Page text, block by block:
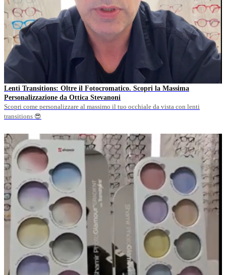
Lenti Transitions: Oltre il Fotocromatico. Scopri la Massima
Personalizzazione da Ottica Stevanoni
Scopri come personalizzare al massimo il tuo occhiale da vista con lenti
transitions 😎